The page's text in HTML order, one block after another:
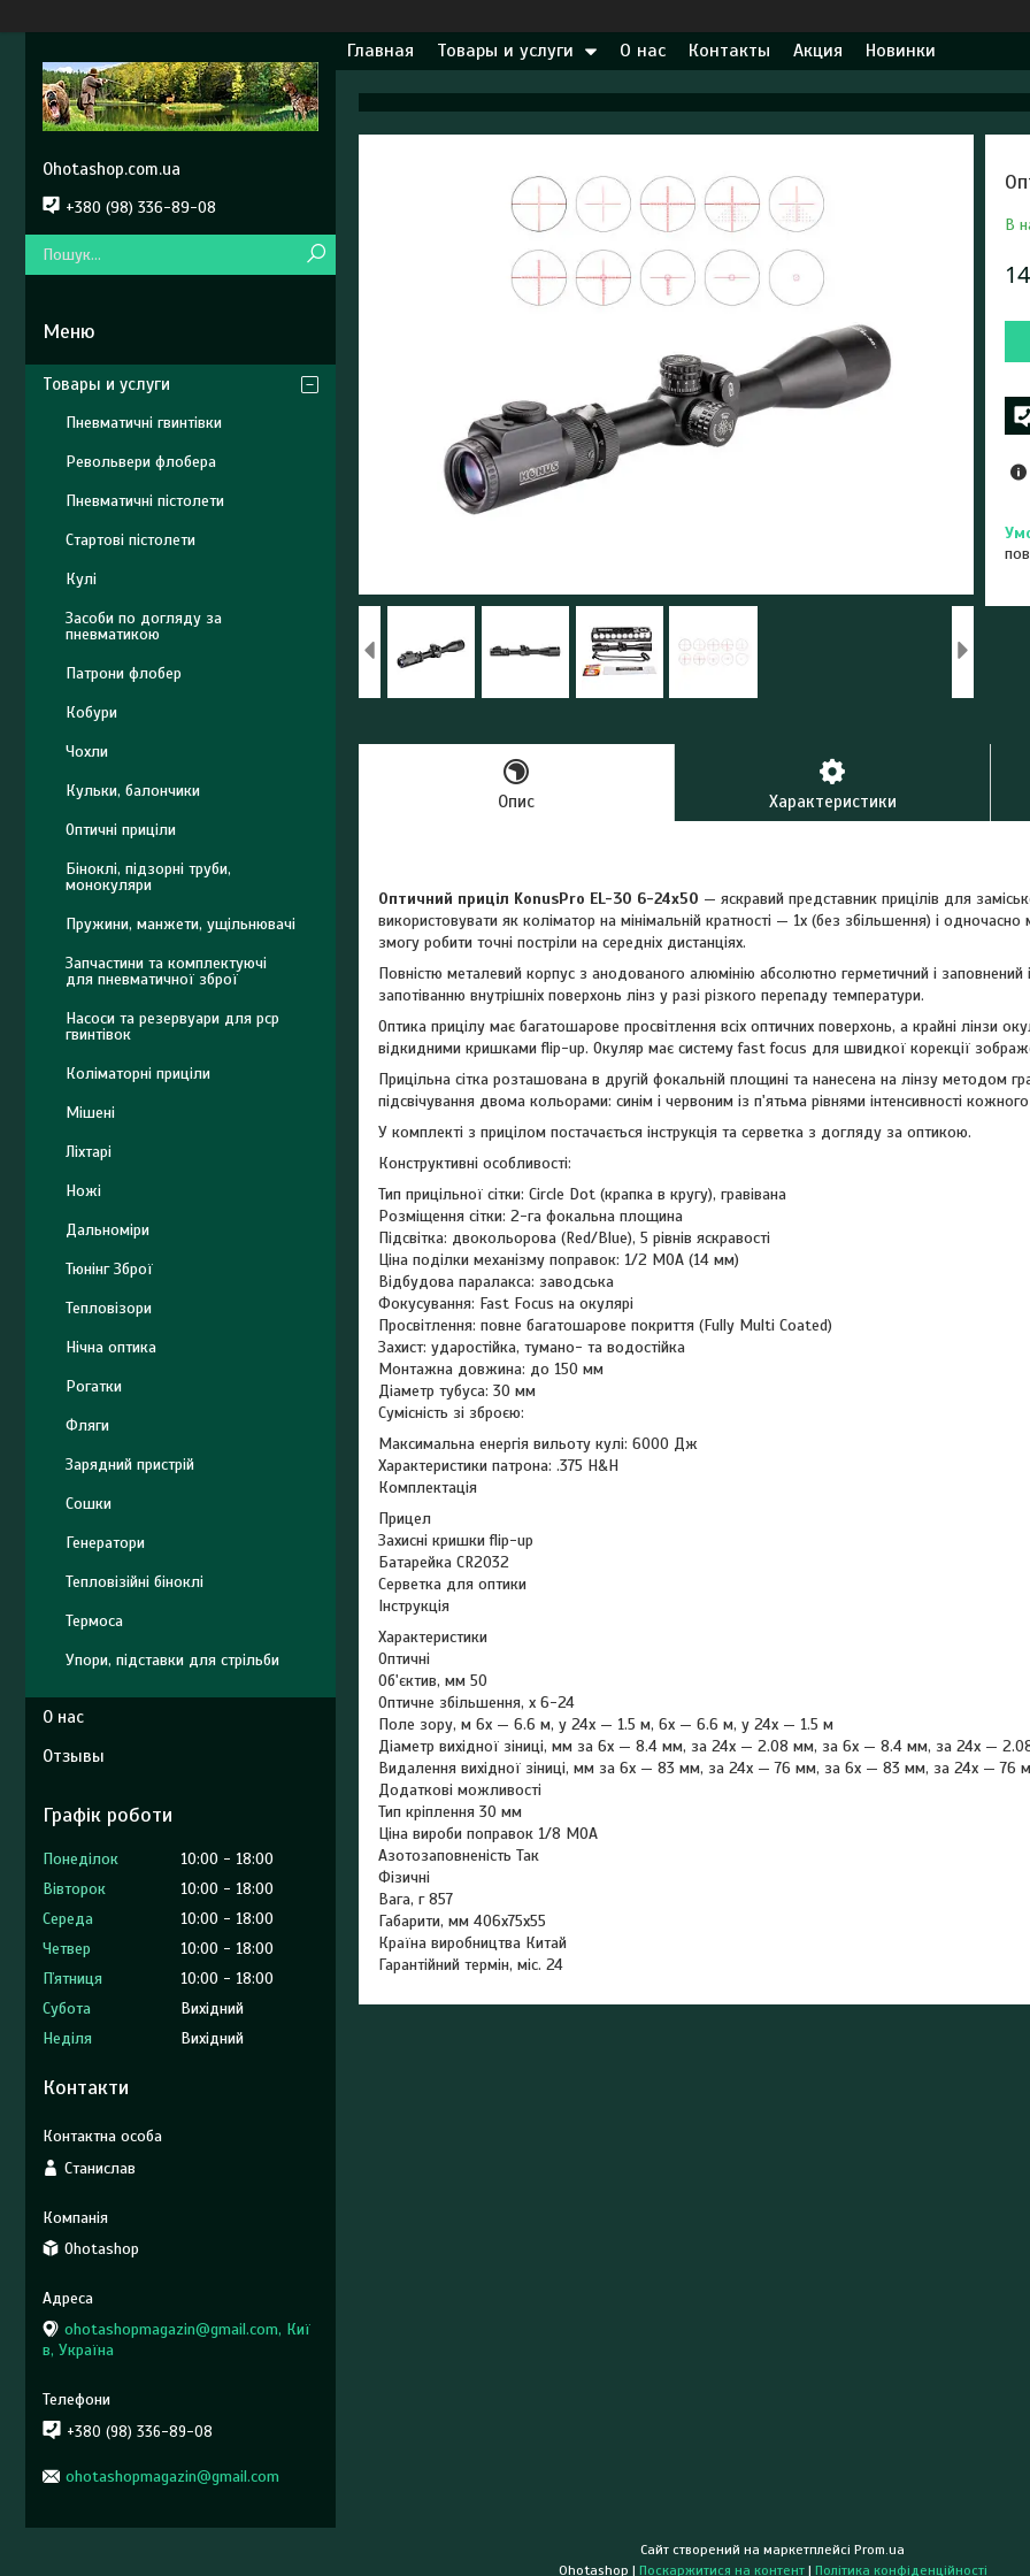
Главная Товары и услуги О нас Контакты Акция Новинки
В
Опис Характеристики
Оптичний приціл KonusPro EL-30 6-24x50 — яскравий представник прицілів для
використовувати як коліматор на мінімальній кратності — 1x (без збільшення) і одночасно
змогу робити точні постріли на середніх дистанціях.
Повністю металевий корпус з анодованого алюмінію абсолютно герметичний і заповнений
запотіванню внутрішніх поверхонь лінз у разі різкого перепаду температури.
Оптика прицілу має багатошарове просвітлення всіх оптичних поверхонь, а крайні лінзи
відкидними кришками flip-up. Окуляр має систему fast focus для швидкої корекції
Прицільна сітка розташована в другій фокальній площині та нанесена на лінзу методом
підсвічування двома кольорами: синім і червоним із п'ятьма рівнями інтенсивності
У комплекті з прицілом постачається інструкція та серветка з догляду за оптикою.
Конструктивні особливості:
Тип прицільної сітки: Circle Dot (крапка в кругу), гравівана
Розміщення сітки: 2-га фокальна площина
Підсвітка: двокольорова (Red/Blue), 5 рівнів яскравості
Ціна поділки механізму поправок: 1/2 MOA (14 мм)
Відбудова паралакса: заводська
Фокусування: Fast Focus на окулярі
Просвітлення: повне багатошарове покриття (Fully Multi Coated)
Захист: ударостійка, тумано- та водостійка
Монтажна довжина: до 150 мм
Діаметр тубуса: 30 мм
Сумісність зі зброєю:
Максимальна енергія вильоту кулі: 6000 Дж
Характеристики патрона: .375 H&H
Комплектація
Прицел
Захисні кришки flip-up
Батарейка СR2032
Серветка для оптики
Інструкція
Характеристики
Оптичні
Об'єктив, мм 50
Оптичне збільшення, x 6-24
Поле зору, м 6x — 6.6 м, у 24x — 1.5 м, 6x — 6.6 м, у 24x — 1.5 м
Діаметр вихідної зіниці, мм за 6x — 8.4 мм, за 24x — 2.08 мм, за 6x — 8.4 мм, за 24x —
Видалення вихідної зіниці, мм за 6x — 83 мм, за 24x — 76 мм, за 6x — 83 мм, за 24x — 76
Додаткові можливості
Тип кріплення 30 мм
Ціна вироби поправок 1/8 MOA
Азотозаповненість Так
Фізичні
Вага, г 857
Габарити, мм 406х75х55
Країна виробництва Китай
Гарантійний термін, міс. 24
Ohotashop.com.ua
+380 (98) 336-89-08
Товары и услуги
Пневматичні гвинтівки
Револьвери флобера
Пневматичні пістолети
Стартові пістолети
Кулі
Засоби по догляду за
пневматикою
Патрони флобер
Кобури
Чохли
Кульки, балончики
Оптичні приціли
Біноклі, підзорні труби,
монокуляри
Пружини, манжети, ущільнювачі
Запчастини та комплектуючі
для пневматичної зброї
Насоси та резервуари для pcp
гвинтівок
Коліматорні приціли
Мішені
Ліхтарі
Ножі
Дальноміри
Тюнінг Зброї
Тепловізори
Нічна оптика
Рогатки
Фляги
Зарядний пристрій
Сошки
Генератори
Тепловізійні біноклі
Термоса
Упори, підставки для стрільби
О нас
Отзывы
Графік роботи
Понеділок 10:00
18:00
Вівторок
10:00
18:00
Середа
10:00
18:00
Четвер
10:00
18:00
Пʼятниця
10:00
18:00
Субота
Вихідний
Неділя
Вихідний
Контакти
Станислав
Ohotashop
ohotashopmagazin@gmail.com, Киї
в, Україна
+380 (98) 336-89-08
ohotashopmagazin@gmail.com
Сайт створений на маркетплейсі Prom.ua
Ohotashop | Поскаржитися на контент | Політика конфіденційності